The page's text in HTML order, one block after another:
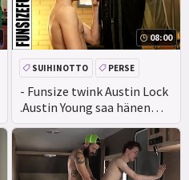
08:00
- Funsize twink Austin Lock
.Austin Young saa hänen
pieni suu auki ulos Big Ryan
ennen Austin levittää
hänen toinen Railo varten
porking valtava tolppa!
SUIHINOTTO
PERSE
ISO PERSE
ISO KULLI